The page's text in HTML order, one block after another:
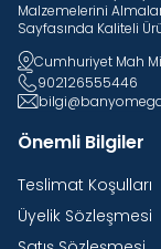
Malzemelerini
Sayfasında Kaliteli
Cumhuriyet Mah
902126555446
Önemli Bilgiler
Teslimat Koşulları
Üyelik Sözleşmesi